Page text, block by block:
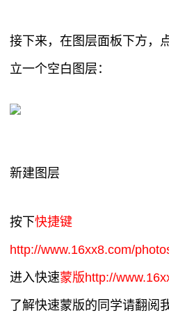
接下来，在图层面板下方，
立一个空白图层：
新建图层
按下快捷键
http://www.16xx8.com/
进入快速蒙版http://
了解快速蒙版的同学请翻阅